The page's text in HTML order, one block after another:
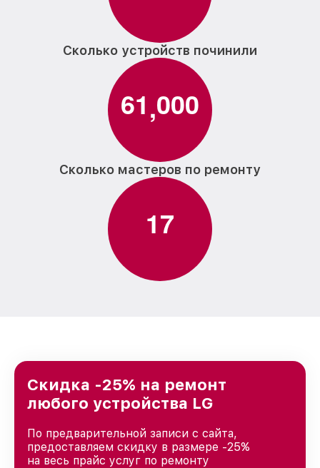
Сколько устройств починили
61,000
Сколько мастеров по ремонту
17
Скидка -25% на ремонт
любого устройства LG
По предварительной записи с сайта,
предоставляем скидку в размере -25%
на весь прайс услуг по ремонту